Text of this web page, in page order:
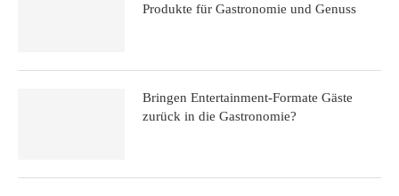
Produkte für Gastronomie und Genuss
Bringen Entertainment-Formate Gäste
zurück in die Gastronomie?